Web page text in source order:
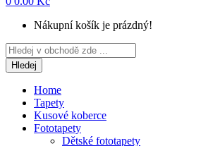
Nákupní košík je prázdný!
Hledej
Home
Tapety
Kusové koberce
Fototapety
Dětské fototapety